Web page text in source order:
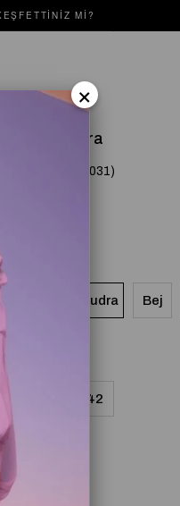
MI?
Pudra
(SD252052030031)
Pudra Bej
42
×